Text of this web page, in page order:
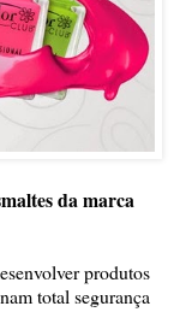
da marca
produtos
total segurança